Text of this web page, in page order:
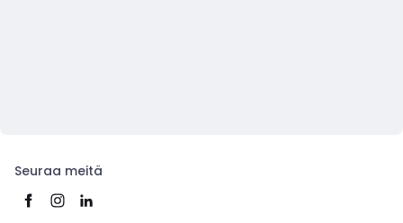
Seuraa meitä